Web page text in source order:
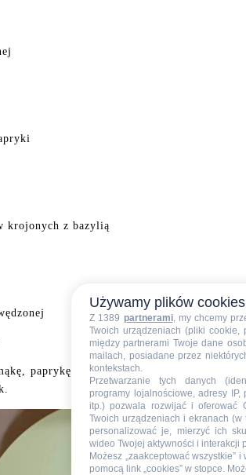
krojonych z bazylią
paprykę wędzoną, sól, wbijam jajko,
Używamy plików cookies
Z 1389 partnerami, my chcemy
Twoich urządzeniach (pliki cookie,
między partnerami Twoje dane
mailach, posiadane przez
kontekstach.
Przetwarzanie tych danych
programy lojalnościowe, adresy
itp.) pozwala rozwijać i oferować
Twoich urządzeniach i ekranach
personalizować je, mierzyć ich
wideo Twojej aktywności i interakcji
Możesz „zaakceptować
pomocą link „cookies” w stopce.